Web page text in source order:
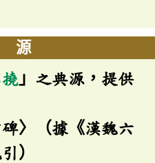
源
」之典源，提供
〉（據《漢魏六
）